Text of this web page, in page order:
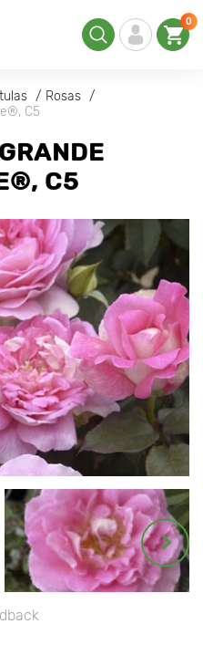
0
Rosas
C5
C5